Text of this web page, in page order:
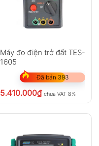
Máy đo điện trở đất TES-
1605
Đã bán 393
5.410.000₫ chưa VAT 8%